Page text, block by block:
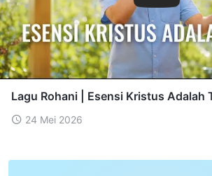
Lagu Rohani | Esensi Kristus Adalah
24 Mei 2026